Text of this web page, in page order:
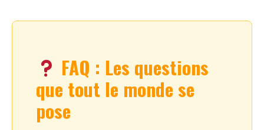
FAQ : Les questions
que tout le monde se
pose